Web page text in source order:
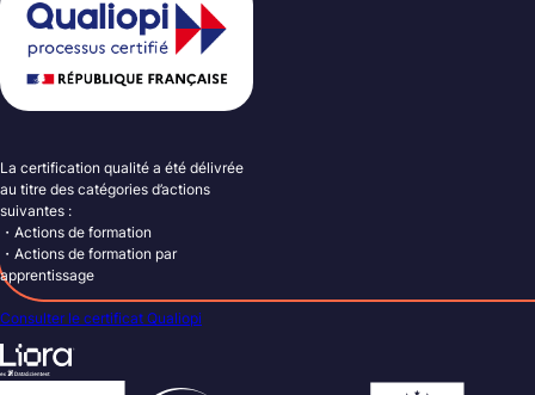
La certification qualité a été délivrée
au titre des catégories d’actions
suivantes :
・Actions de formation
・Actions de formation par
apprentissage
Consulter le certificat Qualiopi